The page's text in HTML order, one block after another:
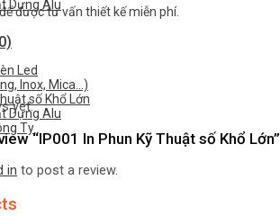
Dựng Alu
Led
Inox, Mica…)
số Khổ Lớn
Dựng Alu
Ty
được tư vấn thiết kế miễn phí.
yet.
“IP001 In Phun Kỹ Thuật số Khổ Lớn”
in to post a review.